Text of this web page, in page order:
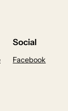
Social
Facebook